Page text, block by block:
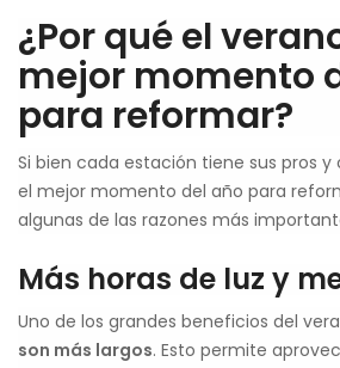
¿Por qué el
mejor momento
para reformar?
Si bien cada estación tiene sus pros y
el mejor momento del año para
algunas de las razones más
Más horas de luz y
Uno de los grandes beneficios del
son más largos. Esto permite